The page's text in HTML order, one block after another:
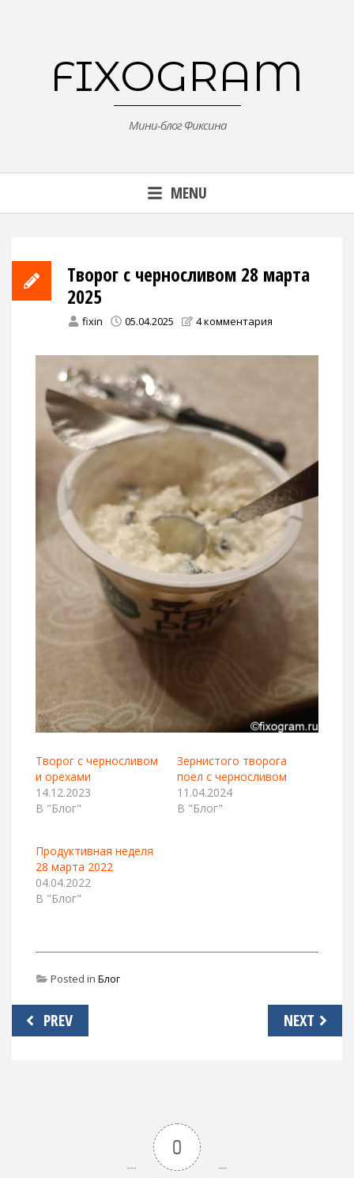
FIXOGRAM
Мини-блог Фиксина
MENU
Творог с черносливом 28 марта
2025
fixin 05.04.2025 4 комментария
Творог с черносливом
и орехами
14.12.2023
В "Блог"
Зернистого творога
поел с черносливом
11.04.2024
В "Блог"
Продуктивная неделя
28 марта 2022
04.04.2022
В "Блог"
Posted in Блог
Навигация
по
PREV NEXT
0